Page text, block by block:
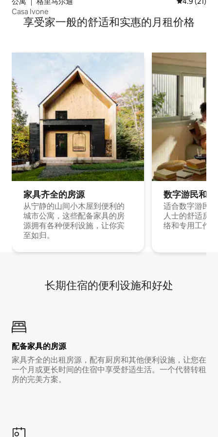
Casa Ivone
享受家一般的舒适和实惠的月租价格
家具齐全的房源
从宁静的山间小木屋到便利的
城市公寓，这些配备家具的房
源拥有各种便利设施，让你宾
至如归。
数字游民和
适合数字游民
人士的舒适房
络和专用工作
长期住宿的便利设施和好处
配备家具的房源
家具齐全的出租房源，配有厨房和其他便利设施，让您在
一个月或更长时间的住宿中享受舒适生活。一个代替转租
房的完美方案。